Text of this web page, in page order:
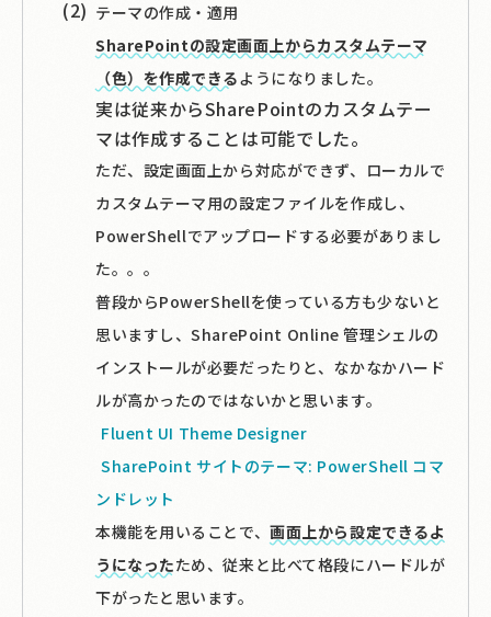
テーマの作成・適用
SharePointの設定画面上からカスタムテーマ
（色）を作成できるようになりました。
実は従来からSharePointのカスタムテー
マは作成することは可能でした。
ただ、設定画面上から対応ができず、ローカルで
カスタムテーマ用の設定ファイルを作成し、
PowerShellでアップロードする必要がありまし
た。。。
普段からPowerShellを使っている方も少ないと
思いますし、SharePoint Online 管理シェルの
インストールが必要だったりと、なかなかハード
ルが高かったのではないかと思います。
Fluent UI Theme Designer
SharePoint サイトのテーマ: PowerShell コマ
ンドレット
本機能を用いることで、画面上から設定できるよ
うになったため、従来と比べて格段にハードルが
下がったと思います。